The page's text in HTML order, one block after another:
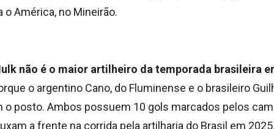
o América, no Mineirão.
não é o maior artilheiro da temporada brasileira
o argentino Cano, do Fluminense e o brasileiro
o posto. Ambos possuem 10 gols marcados pelos
a frente na corrida pela artilharia do Brasil em